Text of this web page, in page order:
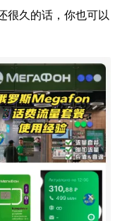
很久的话，你也可以